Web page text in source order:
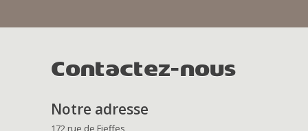
Contactez-nous
Notre adresse
172 rue de Fieffes